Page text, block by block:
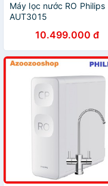
Máy lọc nước RO Philips
AUT3015
10.499.000 đ